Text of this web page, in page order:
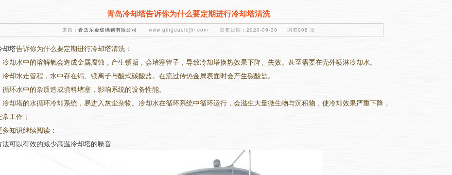
青岛冷却塔告诉你为什么要定期进行冷却塔清洗
来自： 青岛乐金玻璃钢有限公司 www.qingdaolejin.com 发布日期：2020-09-30 浏览908 次
却塔告诉你为什么要定期进行冷却塔清洗：
冷却水中的溶解氧会造成金属腐蚀，产生锈垢，会堵塞管子，导致冷却塔换热效果下降、失效。甚至需要在壳外喷淋冷却水。
冷却水走管程，水中存在钙、镁离子与酸式碳酸盐。在流过传热金属表面时会产生碳酸盐。
环水中的杂质造成填料堵塞，影响系统的设备性能。
冷却塔的水循环冷却系统，易进入灰尘杂物。冷却水在循环系统中循环运行，会滋生大量微生物与沉积物，使冷却效果严重下降，
工作；
多知识继续阅读：
法可以有效的减少高温冷却塔的噪音